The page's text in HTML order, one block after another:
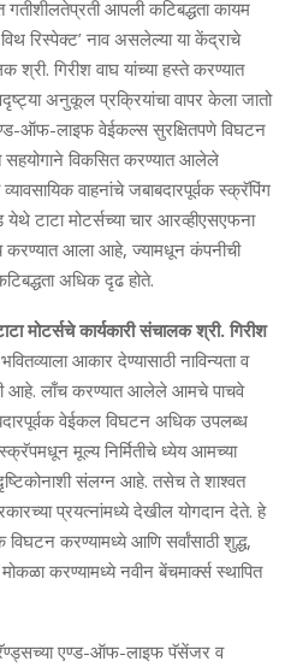
आपली कटिबद्धता कायम
रिस्‍पेक्‍ट’ नाव असलेल्‍या या केंद्राचे
श्री. गिरीश वाघ यांच्‍या हस्‍ते करण्‍यात
अनुकूल प्रक्रियांचा वापर केला जातो
ऑफ-लाइफ वेईकल्‍स सुरक्षितपणे विघटन
सहयोगाने विकसित करण्‍यात आलेले
वाहनांचे जबाबदारपूर्वक स्‍क्रॅपिंग
टाटा मोटर्सच्‍या चार आरव्‍हीएसएफना
करण्‍यात आला आहे, ज्‍यामधून कंपनीची
अधिक दृढ होते.
मोटर्सचे कार्यकारी संचालक श्री. गिरीश
आकार देण्‍यासाठी नाविन्‍यता व
आहे. लाँच करण्‍यात आलेले आमचे पाचवे
वेईकल विघटन अधिक उपलब्‍ध
मूल्‍य निर्मितीचे ध्‍येय आमच्‍या
दृष्टिकोनाशी संलग्‍न आहे. तसेच ते शाश्‍वत
प्रयत्‍नांमध्‍ये देखील योगदान देते. हे
करण्‍यामध्‍ये आणि सर्वांसाठी शुद्ध,
करण्‍यामध्‍ये नवीन बेंचमार्क्‍स स्‍थापित
एण्‍ड-ऑफ-लाइफ पॅसेंजर व